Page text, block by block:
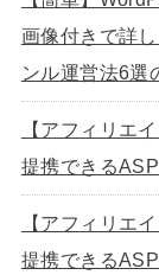
画像付きで詳
ンル運営法6選
【アフィリエ
提携できる
【アフィリエ
提携できる